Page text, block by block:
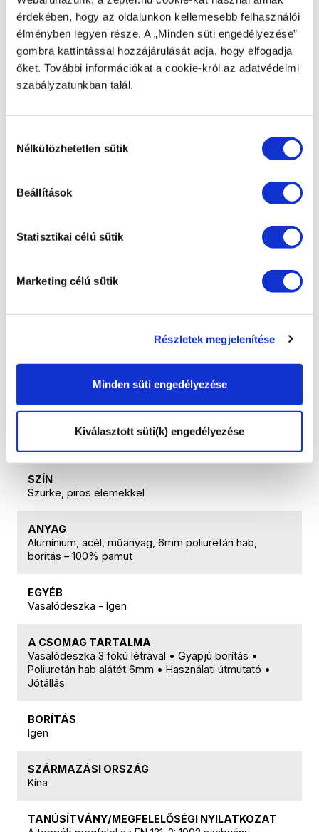
érdekében, hogy az oldalunkon kellemesebb felhasználói
élményben legyen része. A „Minden süti engedélyezése”
gombra kattintással hozzájárulását adja, hogy elfogadja
őket. További információkat a cookie-król az adatvédelmi
szabályzatunkban talál.
kiválasztása
Nélkülözhetetlen sütik
Beállítások
Statisztikai célú sütik
Marketing célú sütik
Részletek megjelenítése
Minden süti engedélyezése
Kiválasztott süti(k) engedélyezése
BRUTTÓ TÖMEG [KG]
9,2
NETTÓ SÚLY [KG]
7,2
Home Art & Sales Services AG, Sihleggstrasse 23, CH-
MÉRETEK
• Kinyitva: 136 x 34 x 11cm • Összecsukva: 136 x 86 x
• Teljes: 67cm • 3 lépcsőfok (magasság: első létrafok
MAXIMÁLIS TERHELÉS
CSŐ ÁTMÉRŐJE
SZÍN
Szürke, piros elemekkel
ANYAG
Alumínium, acél, műanyag, 6mm poliuretán hab,
borítás – 100% pamut
EGYÉB
Vasalódeszka - Igen
A CSOMAG TARTALMA
Vasalódeszka 3 fokú létrával • Gyapjú borítás •
Poliuretán hab alátét 6mm • Használati útmutató •
Jótállás
BORÍTÁS
Igen
SZÁRMAZÁSI ORSZÁG
Kína
TANÚSÍTVÁNY/MEGFELELŐSÉGI NYILATKOZAT